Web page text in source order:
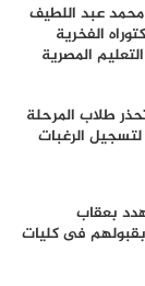
عبد اللطيف
الفخرية
المصرية
طلاب المرحلة
بعقاب
بقبولهم فى كليات